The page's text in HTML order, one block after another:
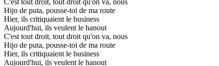
Hijo de puta, pousse-toi de ma route
Hier, ils critiquaient le business
Aujourd'hui, ils veulent le hanout
C'est tout droit, tout droit qu'on va, nous
Hijo de puta, pousse-toi de ma route
Hier, ils critiquaient le business
Aujourd'hui, ils veulent le hanout